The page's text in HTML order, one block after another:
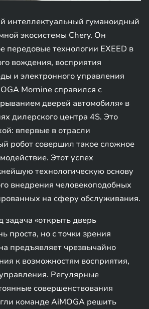
интеллектуальный гуманоидный
экосистемы Chery. Он
передовые технологии EXEED в
вождения, восприятия
и электронного управления
Mornine справился с
дверей автомобиля» в
дилерского центра 4S. Это
впервые в отрасли
робот совершил такое сложное
Этот успех
технологическую основу
внедрения человекоподобных
на сферу обслуживания.
задача «открыть дверь
проста, но с точки зрения
предъявляет чрезвычайно
к возможностям восприятия,
Регулярные
совершенствования
команде AiMOGA решить